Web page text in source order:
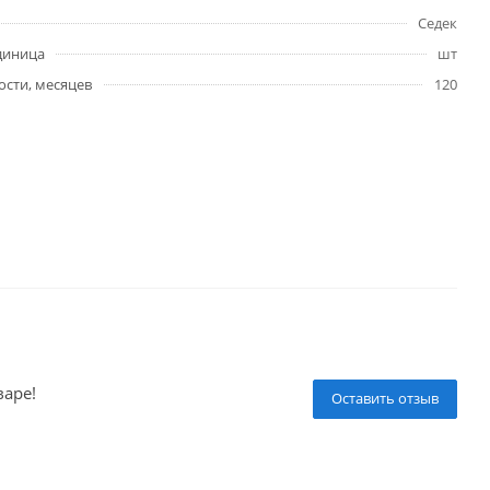
Седек
шт
месяцев
120
Оставить отзыв